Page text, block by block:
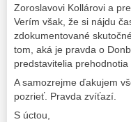
Zoroslavovi Kollárovi a
Verím však, že si nájdu
zdokumentované
tom, aká je pravda o
predstavitelia
A samozrejme ďakujem
pozrieť. Pravda zvíťazí.
S úctou,